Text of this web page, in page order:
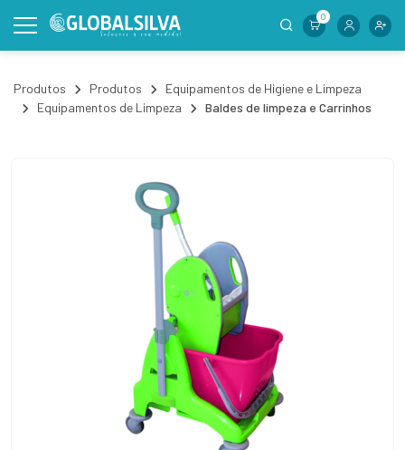
0
Produtos Produtos
Equipamentos de Higiene e Limpeza
Equipamentos de Limpeza
Baldes de limpeza e Carrinhos